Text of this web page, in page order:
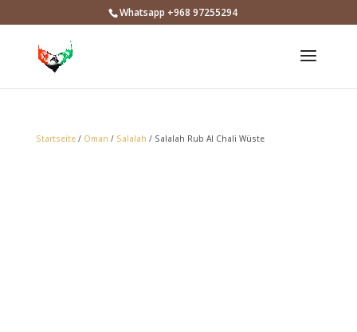
Whatsapp +968 97255294
Startseite/ Oman / Salalah / Salalah Rub Al Chali Wüste